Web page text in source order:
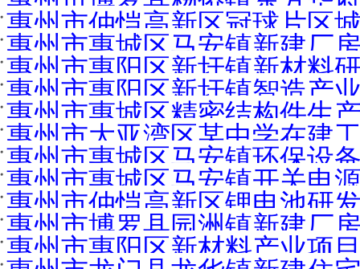
惠州市仲恺高新区冠球片区
惠州市惠城区马安镇新建厂
惠州市惠阳区新圩镇新材料
惠州市惠阳区新圩镇智造产
惠州市惠城区精密结构件生
惠州市大亚湾区某中学在建
惠州市惠城区马安镇环保设
惠州市惠城区马安镇开关电
惠州市仲恺高新区锂电池研
惠州市博罗县园洲镇新建厂
惠州市惠阳区新材料产业项